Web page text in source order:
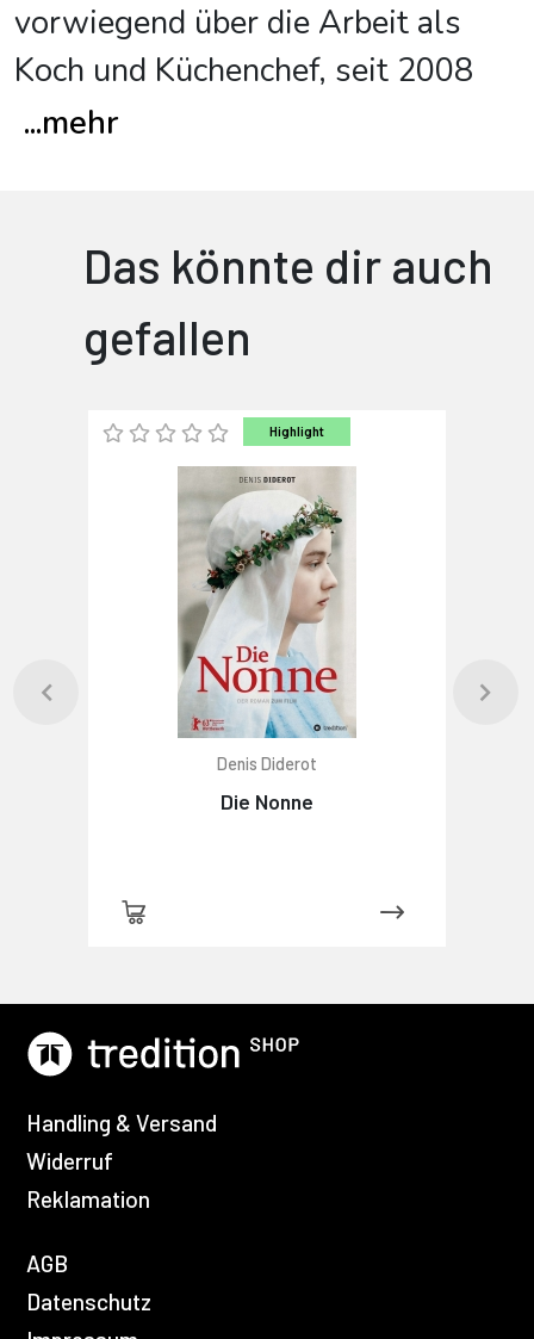
vorwiegend über die Arbeit als
Koch und Küchenchef, seit 2008
...mehr
Das könnte dir auch
gefallen
Highlight
Denis Diderot
Die Nonne
Handling & Versand
Widerruf
Reklamation
AGB
Datenschutz